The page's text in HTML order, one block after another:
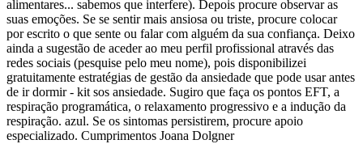
alimentares... sabemos que interfere). Depois procure observar as
suas emoções. Se se sentir mais ansiosa ou triste, procure colocar
por escrito o que sente ou falar com alguém da sua confiança. Deixo
ainda a sugestão de aceder ao meu perfil profissional através das
redes sociais (pesquise pelo meu nome), pois disponibilizei
gratuitamente estratégias de gestão da ansiedade que pode usar antes
de ir dormir - kit sos ansiedade. Sugiro que faça os pontos EFT, a
respiração programática, o relaxamento progressivo e a indução da
respiração. azul. Se os sintomas persistirem, procure apoio
especializado. Cumprimentos Joana Dolgner